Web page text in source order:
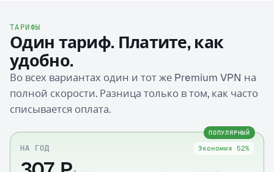
ТАРИФЫ
Один тариф. Платите, как
удобно.
Во всех вариантах один и тот же Premium VPN на
полной скорости. Разница только в том, как часто
списывается оплата.
ПОПУЛЯРНЫЙ
НА ГОД Экономия 52%